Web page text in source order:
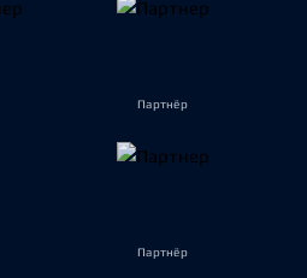
Партнёр
Партнёр